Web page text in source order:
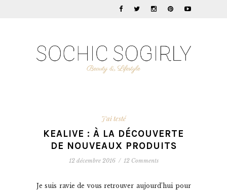
J'ai testé
KEALIVE : À LA DÉCOUVERTE
DE NOUVEAUX PRODUITS
12 décembre 2016 / 12 Comments
Je suis ravie de vous retrouver aujourd’hui pour